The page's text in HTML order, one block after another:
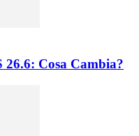
Cosa Cambia?